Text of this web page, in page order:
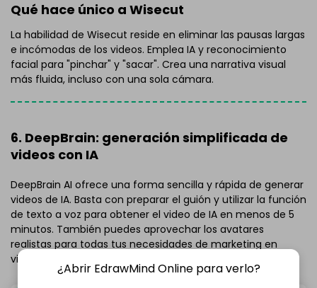
Qué hace único a Wisecut
La habilidad de Wisecut reside en eliminar las pausas largas
e incómodas de los videos. Emplea IA y reconocimiento
facial para "pinchar" y "sacar". Crea una narrativa visual
más fluida, incluso con una sola cámara.
6. DeepBrain: generación simplificada de
videos con IA
DeepBrain AI ofrece una forma sencilla y rápida de generar
videos de IA. Basta con preparar el guión y utilizar la función
de texto a voz para obtener el video de IA en menos de 5
minutos. También puedes aprovechar los avatares
realistas para todas tus necesidades de marketing en
video.
¿Abrir EdrawMind Online para verlo?